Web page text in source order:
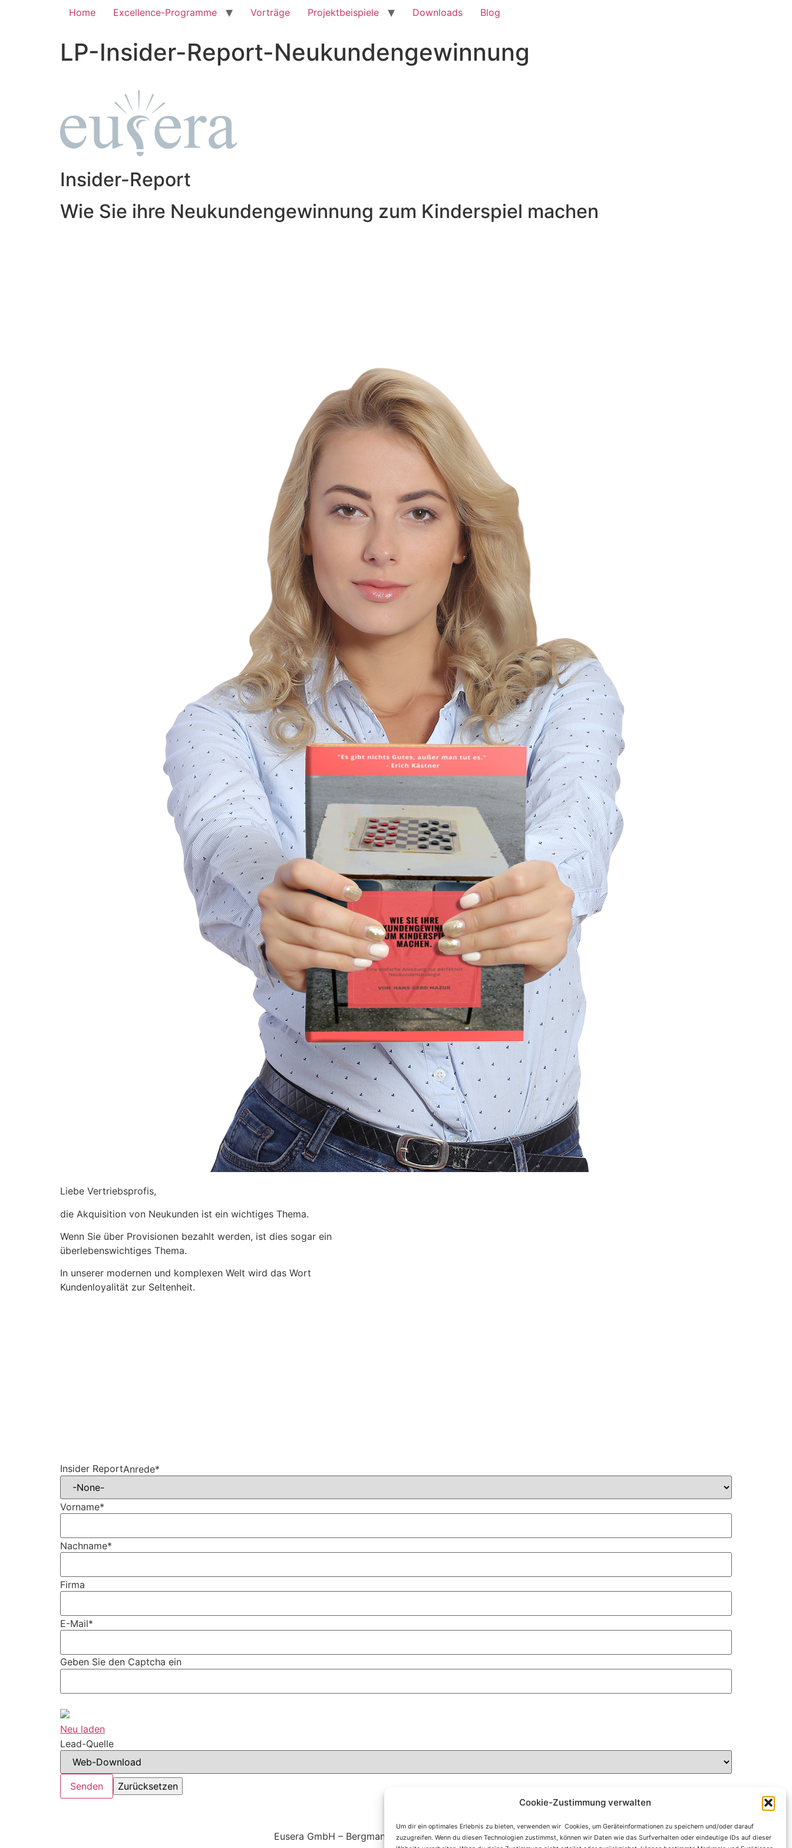
Cookie-Zustimmung verwalten
Um dir ein optimales Erlebnis zu bieten, verwenden wir Cookies, um Geräteinformationen zu speichern und/oder darauf
zuzugreifen. Wenn du diesen Technologien zustimmst, können wir Daten wie das Surfverhalten oder eindeutige IDs auf dieser
Home Excellence-Programme Vorträge Projektbeispiele Downloads Blog
LP-Insider-Report-Neukundengewinnung
Insider-Report
Wie Sie ihre Neukundengewinnung zum Kinderspiel machen
Liebe Vertriebsprofis,
die Akquisition von Neukunden ist ein wichtiges Thema.
Wenn Sie über Provisionen bezahlt werden, ist dies sogar ein
überlebenswichtiges Thema.
In unserer modernen und komplexen Welt wird das Wort
Kundenloyalität zur Seltenheit.
Insider ReportAnrede*
Vorname*
Nachname*
Firma
E-Mail*
Geben Sie den Captcha ein
Neu laden
Lead-Quelle
Eusera GmbH – Bergmannstraße 32 – 44809 Bochum